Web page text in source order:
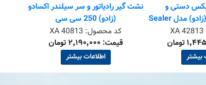
دستی و
دیفرانسیل اکسادو (زادو) مدل Sealer
XA 42813
بیشتر
نشت گیر رادیاتور و سر سیلندر اکسادو
(زادو) 250 سی سی
کد محصول: XA 40813
قیمت: ۲٬۱۹۰٬۰۰۰ تومان
اطلاعات بیشتر